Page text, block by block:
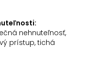
nehnuteľnosť,
prístup, tichá